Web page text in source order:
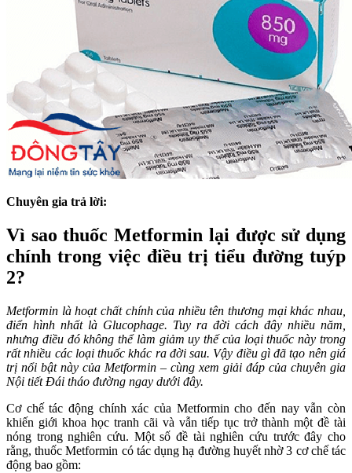
Chuyên gia trả lời:
Vì sao thuốc Metformin lại được sử dụng
chính trong việc điều trị tiểu đường tuýp
2?
Metformin là hoạt chất chính của nhiều tên thương mại khác nhau,
điển hình nhất là Glucophage. Tuy ra đời cách đây nhiều năm,
nhưng điều đó không thể làm giảm uy thế của loại thuốc này trong
rất nhiều các loại thuốc khác ra đời sau. Vậy điều gì đã tạo nên giá
trị nổi bật này của Metformin – cùng xem giải đáp của chuyên gia
Nội tiết Đái tháo đường ngay dưới đây.
Cơ chế tác động chính xác của Metformin cho đến nay vẫn còn
khiến giới khoa học tranh cãi và vẫn tiếp tục trở thành một đề tài
nóng trong nghiên cứu. Một số đề tài nghiên cứu trước đây cho
rằng, thuốc Metformin có tác dụng hạ đường huyết nhờ 3 cơ chế tác
động bao gồm: